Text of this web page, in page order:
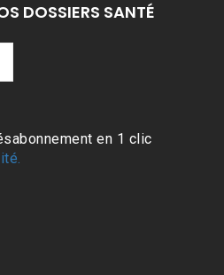
DOSSIERS SANTÉ
en 1 clic